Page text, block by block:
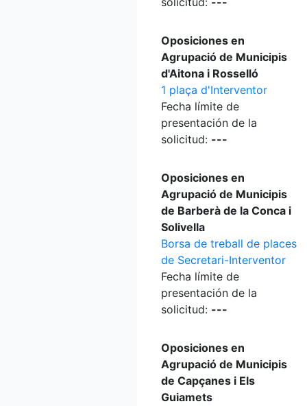
Oposiciones en
Agrupació de Municipis
d'Aitona i Rosselló
1 plaça d'Interventor
Fecha límite de
presentación de la
solicitud: ---
Oposiciones en
Agrupació de Municipis
de Barberà de la Conca i
Solivella
Borsa de treball de places
de Secretari-Interventor
Fecha límite de
presentación de la
solicitud: ---
Oposiciones en
Agrupació de Municipis
de Capçanes i Els
Guiamets